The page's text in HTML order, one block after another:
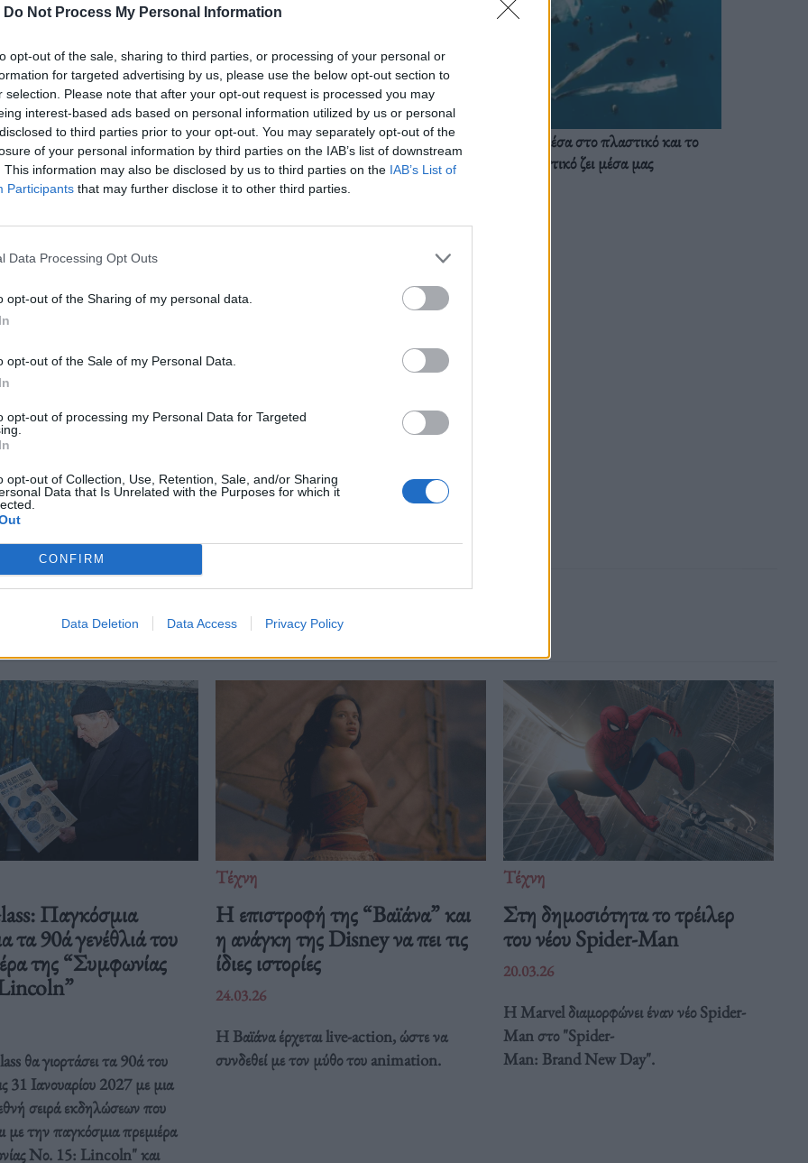
Do Not Process My Personal Information
opt-out of the sale, sharing to third parties, or processing of your personal or
for targeted advertising by us, please use the below opt-out section to
selection. Please note that after your opt-out request is processed you may
interest-based ads based on personal information utilized by us or personal
to third parties prior to your opt-out. You may separately opt-out of the
of your personal information by third parties on the IAB’s list of downstream
This information may also be disclosed by us to third parties on the IAB’s List of
Participants that may further disclose it to other third parties.
Data Processing Opt Outs
opt-out of the Sharing of my personal data.
opt-out of the Sale of my Personal Data.
opt-out of processing my Personal Data for Targeted
opt-out of Collection, Use, Retention, Sale, and/or Sharing
Data that Is Unrelated with the Purposes for which it
CONFIRM
Data Deletion Data Access Privacy Policy
περίπου 65 φωτογραφίες
Bock,Η Ηλίαση,Παρίσι,Φωτογραφία
Ζούμε ήδη μέσα στο πλαστικό και το
πλαστικό ζει μέσα μας
Δείτε επίσης
Παγκόσμια
τα 90ά γενέθλιά του
της “Συμφωνίας
θα γιορτάσει τα 90ά του
31 Ιανουαρίου 2027 με μια
σειρά εκδηλώσεων που
με την παγκόσμια πρεμιέρα
Νο. 15: Lincoln" και
Τέχνη
Η επιστροφή της “Βαϊάνα” και
η ανάγκη της Disney να πει τις
ίδιες ιστορίες
24.03.26
Η Βαϊάνα έρχεται live-action, ώστε να
συνδεθεί με τον μύθο του animation.
Τέχνη
Στη δημοσιότητα το τρέιλερ
του νέου Spider-Man
20.03.26
Η Marvel διαμορφώνει έναν νέο Spider-
Man στο "Spider-
Man: Brand New Day".